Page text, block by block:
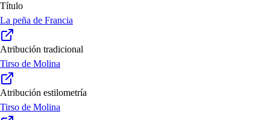
Título
La peña de Francia
Atribución tradicional
Tirso de Molina
Atribución estilometría
Tirso de Molina